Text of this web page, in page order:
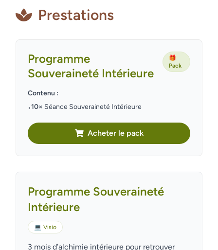
Prestations
Programme
Souveraineté Intérieure
🎁
Pack
Contenu :
•10× Séance Souveraineté Intérieure
Acheter le pack
Programme Souveraineté
Intérieure
💻 Visio
3 mois d’alchimie intérieure pour retrouver